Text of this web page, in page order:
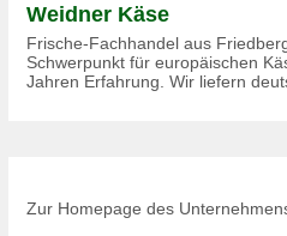
Weidner Käse
Frische-Fachhandel aus
Schwerpunkt für europäischen
Jahren Erfahrung. Wir liefern
Zur Homepage des